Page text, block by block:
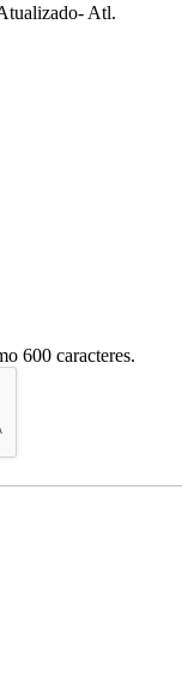
- Atl.
600 caracteres.